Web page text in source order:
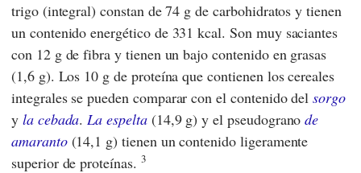
trigo (integral) constan de 74 g de carbohidratos y tienen
un contenido energético de 331 kcal. Son muy saciantes
con 12 g de fibra y tienen un bajo contenido en grasas
(1,6 g). Los 10 g de proteína que contienen los cereales
integrales se pueden comparar con el contenido delsorgo
y la cebada. La espelta(14,9 g) y el pseudogranode
amaranto(14,1 g) tienen un contenido ligeramente
superior de proteínas. 3